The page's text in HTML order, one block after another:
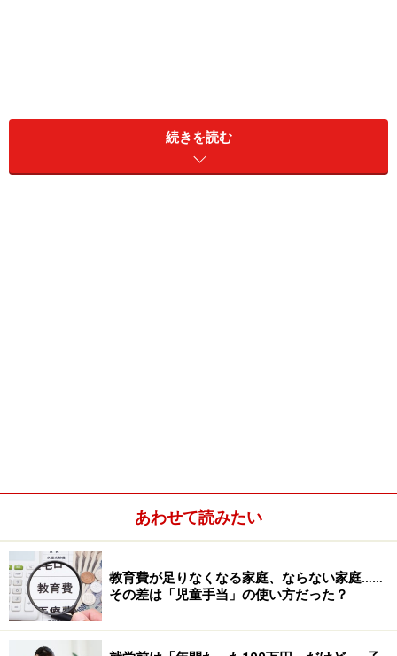
親の過保護が特徴？指示待ち人間になるリスクを高
める要因とは
続きを読む
あわせて読みたい
教育費が足りなくなる家庭、ならない家庭……
その差は「児童手当」の使い方だった？